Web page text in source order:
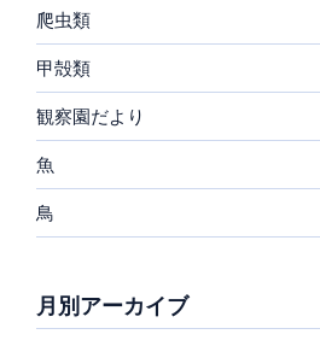
爬虫類
甲殻類
観察園だより
魚
鳥
月別アーカイブ